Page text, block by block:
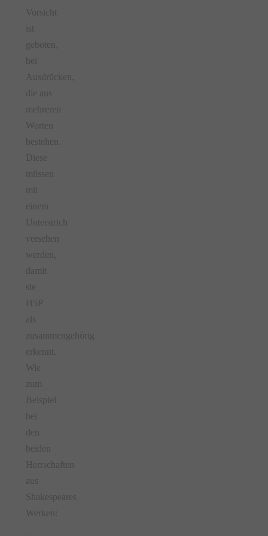
Vorsicht
ist
geboten,
bei
Ausdrücken,
die aus
mehreren
Worten
bestehen.
Diese
müssen
mit
einem
Unterstrich
versehen
werden,
damit
sie
H5P
als
zusammengehörig
erkennt.
Wie
zum
Beispiel
bei
den
beiden
Herrschaften
aus
Shakespeares
Werken: